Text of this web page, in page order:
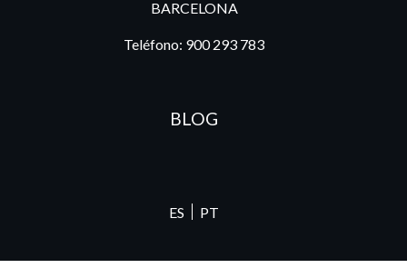
BARCELONA
Teléfono: 900 293 783
BLOG
ES PT